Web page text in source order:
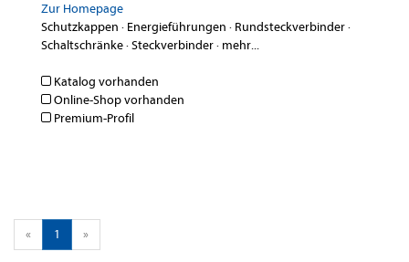
Zur Homepage
Schutzkappen · Energieführungen · Rundsteckverbinder·
Schaltschränke·Steckverbinder· mehr...
Katalog vorhanden
Online-Shop vorhanden
Premium-Profil
« 1 »